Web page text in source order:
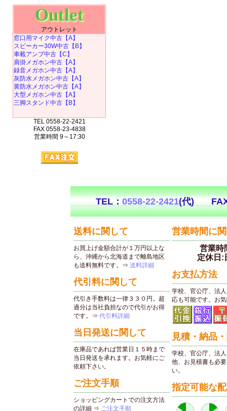
Outlet
アウトレット
窓口用マイク中古【A】
スピーカー30W中古【B】
車載アンプ中古【C】
肩掛メガホン中古【A】
録音メガホン中古【A】
灰防水メガホン中古【A】
黄防水メガホン中古【A】
大型メガホン中古【A】
三脚スタンド中古【B】
TEL 0558-22-2421
FAX 0558-23-4838
営業時間 9～17:30